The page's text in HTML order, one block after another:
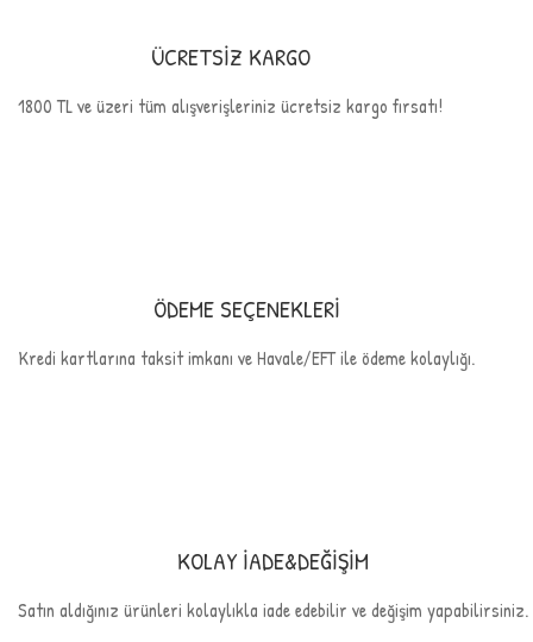
ÜCRETSİZ KARGO
1800 TL ve üzeri tüm alışverişleriniz ücretsiz kargo fırsatı!
ÖDEME SEÇENEKLERİ
Kredi kartlarına taksit imkanı ve Havale/EFT ile ödeme kolaylığı.
KOLAY İADE&DEĞİŞİM
Satın aldığınız ürünleri kolaylıkla iade edebilir ve değişim yapabilirsiniz.